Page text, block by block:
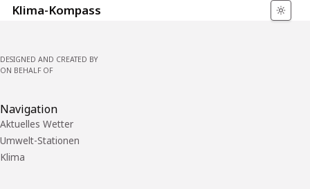
Klima-Kompass
DESIGNED AND CREATED BY
ON BEHALF OF
Navigation
Aktuelles Wetter
Umwelt-Stationen
Klima